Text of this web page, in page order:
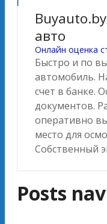
авто
Онлайн оценка
Быстро и по
автомобиль.
счет в банке.
документов.
оперативно
место для
Собственный
Posts